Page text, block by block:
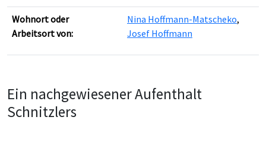
©OpenStreetMapcontributors ©CARTO
Wohnort oder
Arbeitsort von:
Nina Hoffmann-Matscheko,
Josef Hoffmann
Ein nachgewiesener Aufenthalt
Schnitzlers